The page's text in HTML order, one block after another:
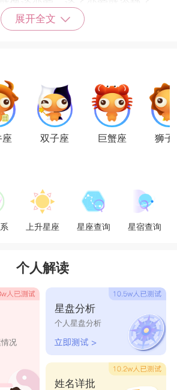
像谈恋爱，谈了恋爱就冷静了，
所以双子的前任的多到数不过一
就看那个人会是谁了。
手座
又冲动又爱自由，说到花心
，如此爱自由的射手座怎么可能
，自然是不论走到哪里都是人群
在是太吸引人了，所以射手座的
边的追求者也是众多。谈恋爱对
易的事情，但射手座总是不能给
些异性保持距离,这往往让射手
,因此吵架是日常。然后久而久之
开之后不久，追求自由的射手座
样，吹过就散了。很快的继续遇
再继续吹风。他们容易分手还有
他们很喜欢新鲜的东西，喜新厌
展开全文
座 双子座 巨蟹座 狮子
上升星座 星座查询 星宿查询
个人解读
况
星盘分析
个人星盘分析
姓名详批